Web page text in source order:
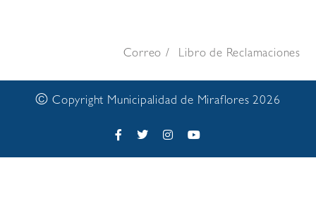
Correo Libro de Reclamaciones
© Copyright Municipalidad de Miraflores 2026